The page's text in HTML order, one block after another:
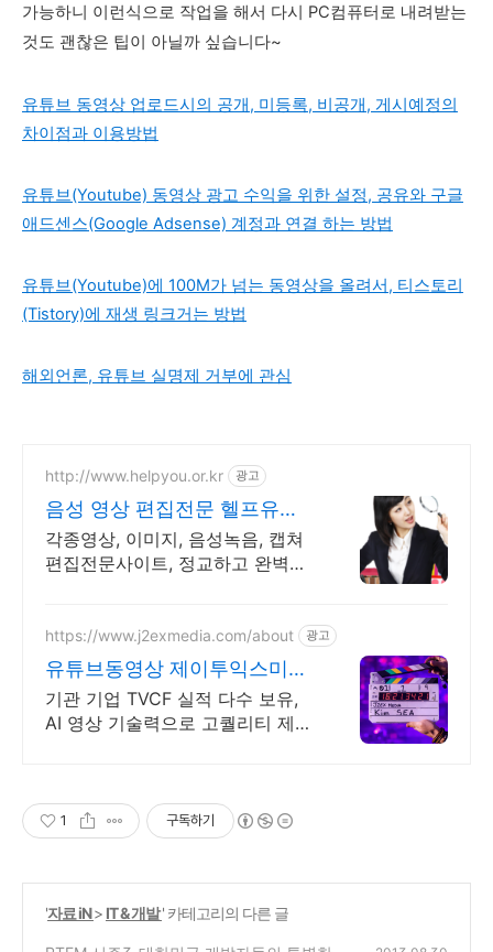
가능하니 이런식으로 작업을 해서 다시 PC컴퓨터로 내려받는
것도 괜찮은 팁이 아닐까 싶습니다~
유튜브 동영상 업로드시의 공개, 미등록, 비공개, 게시예정의
차이점과 이용방법
유튜브(Youtube) 동영상 광고 수익을 위한 설정, 공유와 구글
애드센스(Google Adsense) 계정과 연결 하는 방법
유튜브(Youtube)에 100M가 넘는 동영상을 올려서, 티스토리
(Tistory)에 재생 링크거는 방법
해외언론, 유튜브 실명제 거부에 관심
http://www.helpyou.or.kr 광고
음성 영상 편집전문 헬프유
2011년 개업 압도적재이용
각종영상, 이미지, 음성녹음, 캡쳐
편집전문사이트, 정교하고 완벽한
던 해결이 가능합니다.
https://www.j2exmedia.com/about 광고
유튜브동영상 제이투익스미디
어
기관 기업 TVCF 실적 다수 보유,
AI 영상 기술력으로 고퀄리티 제작
1 구독하기
'자료 iN> IT & 개발' 카테고리의 다른 글